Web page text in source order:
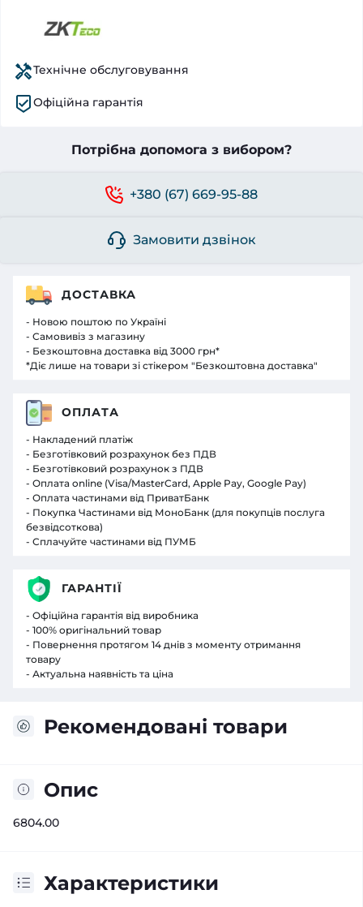
Технічне обслуговування
Офіційна гарантія
Потрібна допомога з вибором?
+380 (67) 669-95-88
Замовити дзвінок
Рекомендовані товари
Опис
6804.00
Характеристики
ДОСТАВКА
- Новою поштою по Україні
- Самовивіз з магазину
- Безкоштовна доставка від 3000 грн*
*Діє лише на товари зі стікером "Безкоштовна доставка"
ОПЛАТА
- Накладений платіж
- Безготівковий розрахунок без ПДВ
- Безготівковий розрахунок з ПДВ
- Оплата online (Visa/MasterCard, Apple Pay, Google Pay)
- Оплата частинами від ПриватБанк
- Покупка Частинами від МоноБанк (для покупців послуга
безвідсоткова)
- Сплачуйте частинами від ПУМБ
ГАРАНТІЇ
- Офіційна гарантія від виробника
- 100% оригінальний товар
- Повернення протягом 14 днів з моменту отримання
товару
- Актуальна наявність та ціна